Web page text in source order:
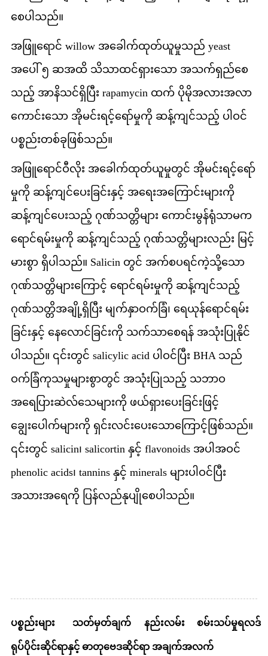
စေပါသည်။
အဖြူရောင် willow အခေါက်ထုတ်ယူမှုသည် yeast
အပေါ် ၅ ဆအထိ သိသာထင်ရှားသော အသက်ရှည်စေ
သည့် အာနိသင်ရှိပြီး rapamycin ထက် ပိုမိုအလားအလာ
ကောင်းသော အိုမင်းရင့်ရော်မှုကို ဆန့်ကျင်သည့် ပါဝင်
ပစ္စည်းတစ်ခုဖြစ်သည်။
အဖြူရောင်ဝီလိုး အခေါက်ထုတ်ယူမှုတွင် အိုမင်းရင့်ရော်
မှုကို ဆန့်ကျင်ပေးခြင်းနှင့် အရေးအကြောင်းများကို
ဆန့်ကျင်ပေးသည့် ဂုဏ်သတ္တိများ ကောင်းမွန်ရုံသာမက
ရောင်ရမ်းမှုကို ဆန့်ကျင်သည့် ဂုဏ်သတ္တိများလည်း မြင့်
မားစွာ ရှိပါသည်။ Salicin တွင် အက်စပရင်ကဲ့သို့သော
ဂုဏ်သတ္တိများကြောင့် ရောင်ရမ်းမှုကို ဆန့်ကျင်သည့်
ဂုဏ်သတ္တိအချို့ရှိပြီး မျက်နှာဝက်ခြံ၊ ရေယုန်ရောင်ရမ်း
ခြင်းနှင့် နေလောင်ခြင်းကို သက်သာစေရန် အသုံးပြုနိုင်
ပါသည်။ ၎င်းတွင် salicylic acid ပါဝင်ပြီး BHA သည်
ဝက်ခြံကုသမှုများစွာတွင် အသုံးပြုသည့် သဘာဝ
အရေပြားဆဲလ်သေများကို ဖယ်ရှားပေးခြင်းဖြင့်
ချွေးပေါက်များကို ရှင်းလင်းပေးသောကြောင့်ဖြစ်သည်။
၎င်းတွင် salicin၊ salicortin နှင့် flavonoids အပါအဝင်
phenolic acids၊ tannins နှင့် minerals များပါဝင်ပြီး
အသားအရေကို ပြန်လည်နုပျိုစေပါသည်။
ပစ္စည်းများ သတ်မှတ်ချက် နည်းလမ်း စမ်းသပ်မှုရလဒ်
ရုပ်ပိုင်းဆိုင်ရာနှင့် ဓာတုဗေဒဆိုင်ရာ အချက်အလက်